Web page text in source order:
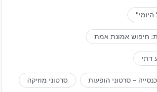
חיפוש אמונת אמת
דתי
– סרטוני הופעות סרטוני מוזיקה